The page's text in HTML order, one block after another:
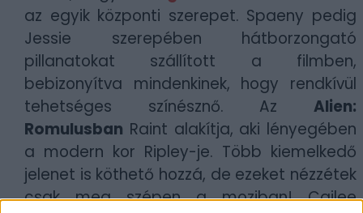
az egyik központi szerepet. Spaeny pedig
Jessie szerepében hátborzongató
pillanatokat szállított a filmben,
bebizonyítva mindenkinek, hogy rendkívül
tehetséges színésznő. Az Alien:
Romulusban Raint alakítja, aki lényegében
a modern kor Ripley-je. Több kiemelkedő
jelenet is köthető hozzá, de ezeket nézzétek
csak meg szépen a moziban! Cailee